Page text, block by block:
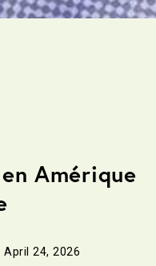
Amérique
April 24, 2026